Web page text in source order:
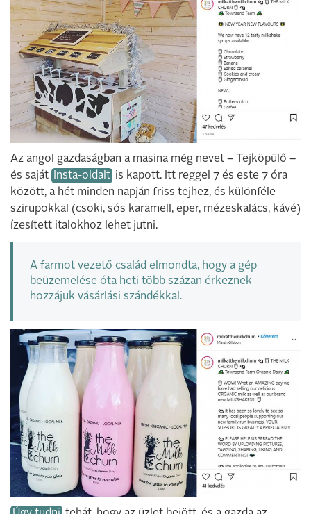
Az angol gazdaságban a masina még nevet – Tejköpülő –
és saját
Insta-oldalt is kapott. Itt reggel 7 és este 7 óra
között, a hét minden napján friss tejhez, és különféle
szirupokkal (csoki, sós karamell, eper, mézeskalács, kávé)
ízesített italokhoz lehet jutni.
A farmot vezető család elmondta, hogy a gép
beüzemelése óta heti több százan érkeznek
hozzájuk vásárlási szándékkal.